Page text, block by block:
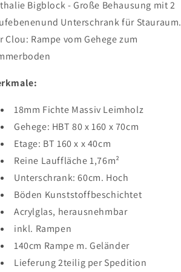
Bigblock -Große Behausung mit 2
Unterschrank für Stauraum.
Clou: Rampe vom Gehege zum
18mm Fichte Massiv Leimholz
Gehege: HBT80 x 160 x 70cm
Etage: BT 160 x x 40cm
Reine Lauffläche1,76m²
Unterschrank:60cm. Hoch
Böden Kunststoffbeschichtet
Acrylglas, herausnehmbar
inkl. Rampen
140cm Rampe m. Geländer
Lieferung 2teilig per Spedition